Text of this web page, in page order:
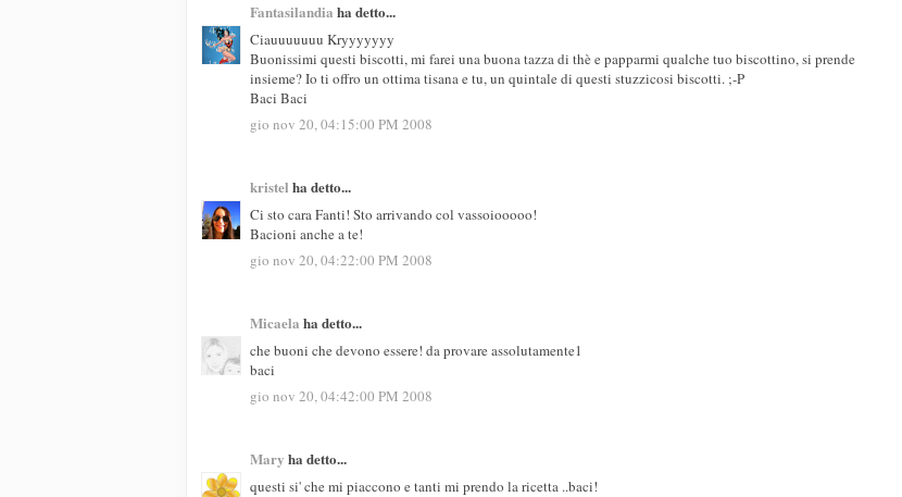
Fantasilandia ha detto...
Ciauuuuuuu Kryyyyyyy
Buonissimi questi biscotti, mi farei una buona tazza di thè e papparmi qualche tuo biscottino, si prende
insieme? Io ti offro un ottima tisana e tu, un quintale di questi stuzzicosi biscotti. ;-P
Baci Baci
gio nov 20, 04:15:00 PM 2008
kristel ha detto...
Ci sto cara Fanti! Sto arrivando col vassoiooooo!
Bacioni anche a te!
gio nov 20, 04:22:00 PM 2008
Micaela ha detto...
che buoni che devono essere! da provare assolutamente1
baci
gio nov 20, 04:42:00 PM 2008
Mary ha detto...
questi si' che mi piaccono e tanti mi prendo la ricetta ..baci!